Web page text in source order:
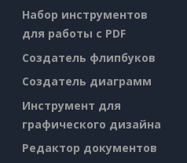
Набор инструментов
для работы с PDF
Создатель флипбуков
Создатель диаграмм
Инструмент для
графического дизайна
Редактор документов